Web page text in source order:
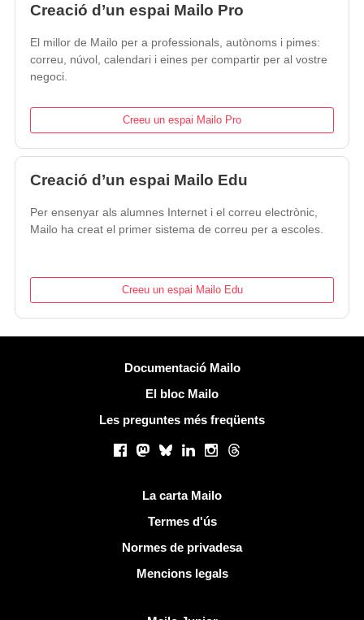
Creació d’un espai Mailo Pro
El millor de Mailo per a professionals, autònoms i pimes:
correu, núvol, calendari i eines per compartir per al vostre
negoci.
Creeu un espai Mailo Pro
Creació d’un espai Mailo Edu
Per ensenyar als alumnes Internet i el correu electrònic,
Mailo ha creat el primer sistema de correu per a escoles.
Creeu un espai Mailo Edu
Documentació Mailo
El bloc Mailo
Les preguntes més freqüents
Facebook
Mastodon
BlueskyLinkedInInstagram
Threads
La carta Mailo
Termes d'ús
Normes de privadesa
Mencions legals